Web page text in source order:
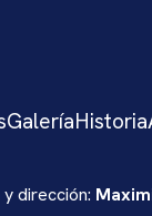
GaleríaHistoria
y dirección: